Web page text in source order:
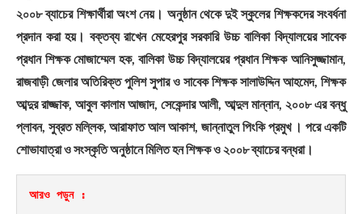
২০০৮ ব্যাচের শিক্ষার্থীরা অংশ নেয়। অনুষ্ঠান থেকে দুই স্কুলের শিক্ষকদের সংবর্ধনা
প্রদান করা হয়। বক্তব্য রাখেন মেহেরপুর সরকারি উচ্চ বালিকা বিদ্যালয়ের সাবেক
প্রধান শিক্ষক মোজাম্মেল হক, বালিকা উচ্চ বিদ্যালয়ের প্রধান শিক্ষক আনিসুজ্জামান,
রাজবাড়ী জেলার অতিরিক্ত পুলিশ সুপার ও সাবেক শিক্ষক সালাউদ্দিন আহমেদ, শিক্ষক
আব্দুর রাজ্জাক, আবুল কালাম আজাদ, সেকেন্দার আলী, আব্দুল মান্নান, ২০০৮ এর বন্ধু
প্লাবন, সুব্রত মল্লিক, আরাফাত আল আকাশ, জান্নাতুল পিংকি প্রমুখ । পরে একটি
শোভাযাত্রা ও সংস্কৃতি অনুষ্ঠানে মিলিত হন শিক্ষক ও ২০০৮ ব্যাচের বন্ধরা।
আরও পড়ুন :